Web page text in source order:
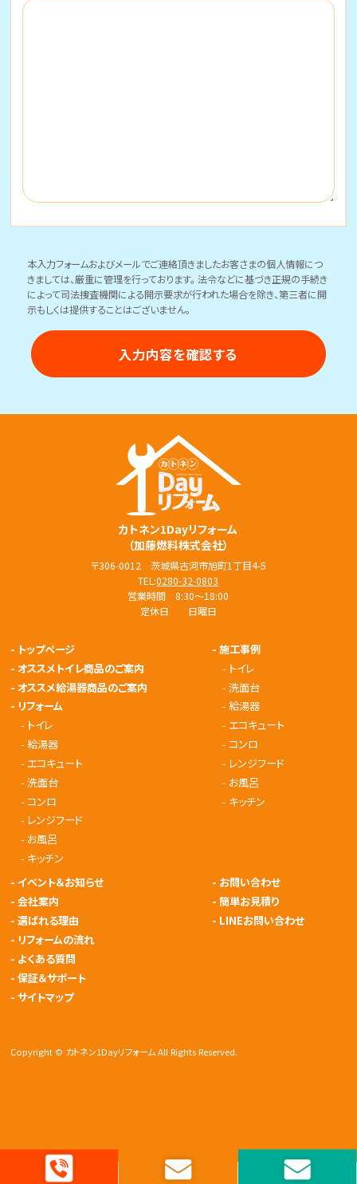
本入力フォームおよびメールでご連絡頂きましたお客さまの個人情報につ
きましては、厳重に管理を行っております。 法令などに基づき正規の手続き
によって司法捜査機関による開示要求が行われた場合を除き、第三者に開
示もしくは提供することはございません。
カトネン1Dayリフォーム
（加藤燃料株式会社）
〒306-0012 茨城県古河市旭町1丁目4-5
TEL:0280-32-0803
営業時間 8:30～18:00
定休日 日曜日
- トップページ
- オススメトイレ商品のご案内
- オススメ給湯器商品のご案内
- リフォーム
- トイレ
- 給湯器
- エコキュート
-洗面台
- コンロ
- レンジフード
- お風呂
- キッチン
-施工事例
- トイレ
-洗面台
- 給湯器
- エコキュート
- コンロ
- レンジフード
- お風呂
- キッチン
- イベント＆お知らせ
-会社案内
-選ばれる理由
- リフォームの流れ
- よくある質問
-保証＆サポート
-サイトマップ
- お問い合わせ
-簡単お見積り
- LINEお問い合わせ
Copyright © カトネン1Dayリフォーム All Rights Reserved.